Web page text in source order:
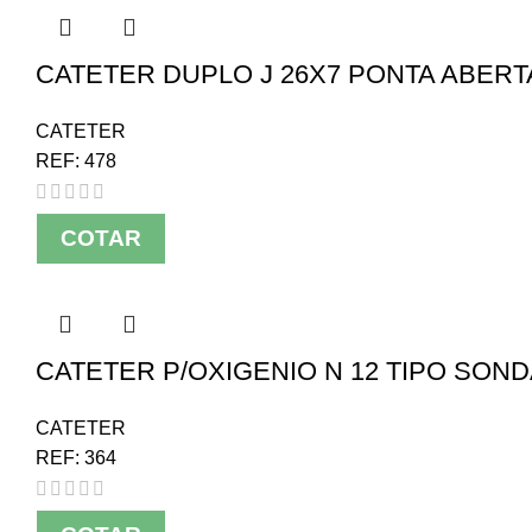
CATETER DUPLO J 26X7 PONTA
CATETER
REF: 478
COTAR
CATETER P/OXIGENIO N 12 TIPO
CATETER
REF: 364